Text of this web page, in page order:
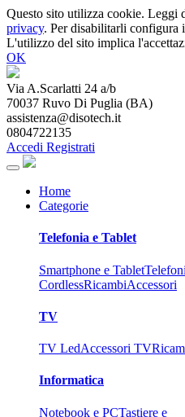
Questo sito utilizza cookie. Leggi
privacy. Per disabilitarli configura
L'utilizzo del sito implica
OK
Via A.Scarlatti 24 a/b
70037 Ruvo Di Puglia (BA)
assistenza@disotech.it
0804722135
Accedi Registrati
Home
Categorie
Telefonia e Tablet
Smartphone e Tablet
CordlessRicambiAccessori
TV
TV LedAccessori TV
Informatica
Notebook e PCTastiere e